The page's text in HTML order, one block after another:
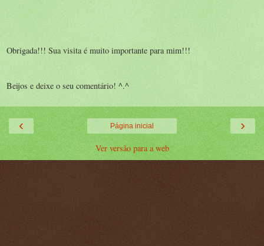
Obrigada!!! Sua visita é muito importante para mim!!!
Beijos e deixe o seu comentário! ^.^
‹ ›
Página inicial
Ver versão para a web